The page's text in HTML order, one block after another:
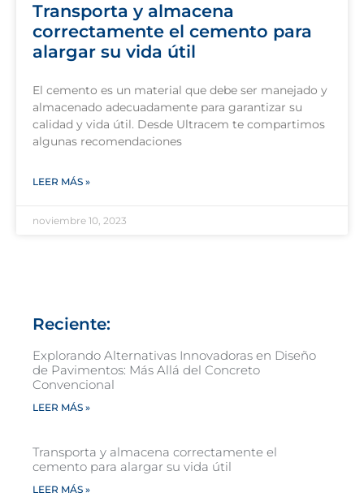
Transporta y almacena
correctamente el cemento para
alargar su vida útil
El cemento es un material que debe ser manejado y
almacenado adecuadamente para garantizar su
calidad y vida útil. Desde Ultracem te compartimos
algunas recomendaciones
LEER MÁS »
noviembre 10, 2023
Reciente:
Explorando Alternativas Innovadoras en Diseño
de Pavimentos: Más Allá del Concreto
Convencional
LEER MÁS »
Transporta y almacena correctamente el
cemento para alargar su vida útil
LEER MÁS »